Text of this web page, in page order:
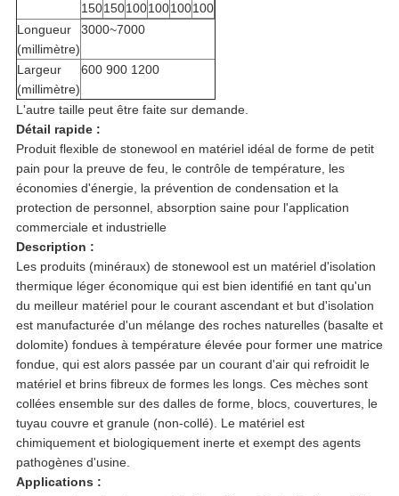
150150100100100100
Longueur
(millimètre)
3000~7000
Largeur
(millimètre)
600 900 1200
L'autre taille peut être faite sur demande.
Détail rapide :
Produit flexible de stonewool en matériel idéal de forme de petit
pain pour la preuve de feu, le contrôle de température, les
économies d'énergie, la prévention de condensation et la
protection de personnel, absorption saine pour l'application
commerciale et industrielle
Description :
Les produits (minéraux) de stonewool est un matériel d'isolation
thermique léger économique qui est bien identifié en tant qu'un
du meilleur matériel pour le courant ascendant et but d'isolation
est manufacturée d'un mélange des roches naturelles (basalte et
dolomite) fondues à température élevée pour former une matrice
fondue, qui est alors passée par un courant d'air qui refroidit le
matériel et brins fibreux de formes les longs. Ces mèches sont
collées ensemble sur des dalles de forme, blocs, couvertures, le
tuyau couvre et granule (non-collé). Le matériel est
chimiquement et biologiquement inerte et exempt des agents
pathogènes d'usine.
Applications :